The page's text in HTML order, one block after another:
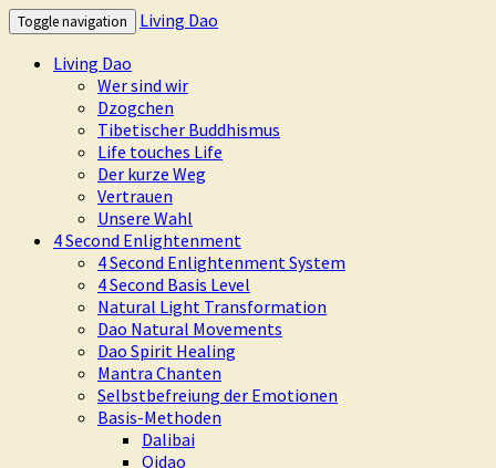
Toggle navigation
Living Dao
Living Dao
Wer sind wir
Dzogchen
Tibetischer Buddhismus
Life touches Life
Der kurze Weg
Vertrauen
Unsere Wahl
4 Second Enlightenment
4 Second Enlightenment System
4 Second Basis Level
Natural Light Transformation
Dao Natural Movements
Dao Spirit Healing
Mantra Chanten
Selbstbefreiung der Emotionen
Basis-Methoden
Dalibai
Qidao